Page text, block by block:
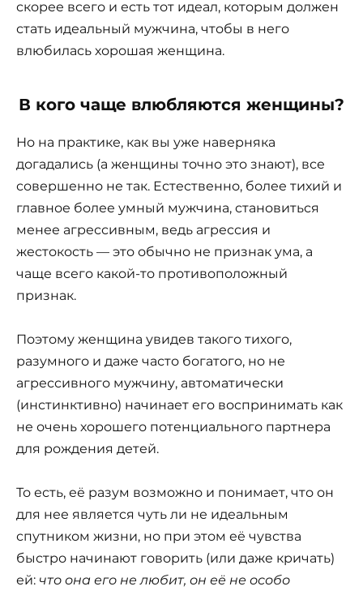
скорее всего и есть тот идеал, которым должен
стать идеальный мужчина, чтобы в него
влюбилась хорошая женщина.
В кого чаще влюбляются женщины?
Но на практике, как вы уже наверняка
догадались (а женщины точно это знают), все
совершенно не так. Естественно, более тихий и
главное более умный мужчина, становиться
менее агрессивным, ведь агрессия и
жестокость — это обычно не признак ума, а
чаще всего какой-то противоположный
признак.
Поэтому женщина увидев такого тихого,
разумного и даже часто богатого, но не
агрессивного мужчину, автоматически
(инстинктивно) начинает его воспринимать как
не очень хорошего потенциального партнера
для рождения детей.
То есть, её разум возможно и понимает, что он
для нее является чуть ли не идеальным
спутником жизни, но при этом её чувства
быстро начинают говорить (или даже кричать)
ей: что она его не любит, он её не особо